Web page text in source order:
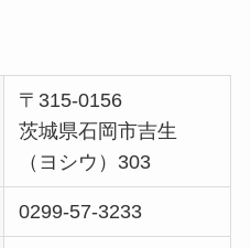
〒315-0156
茨城県石岡市吉生
（ヨシウ）303
0299-57-3233